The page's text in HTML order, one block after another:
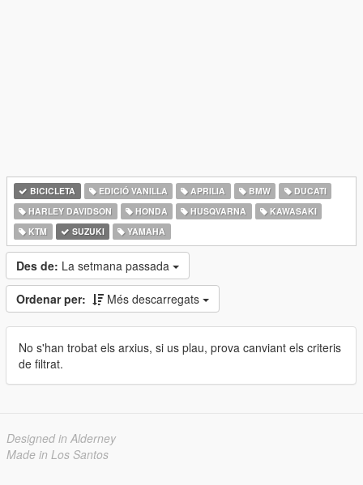
BICICLETA EDICIÓ VANILLA APRILIA BMW
DUCATI
HARLEY DAVIDSON
HONDA HUSQVARNA
KAWASAKI
KTM
SUZUKI YAMAHA
Des de: La setmana passada
Ordenar per: Més descarregats
No s'han trobat els arxius, si us plau, prova canviant els criteris
de filtrat.
Designed in Alderney
Made in Los Santos